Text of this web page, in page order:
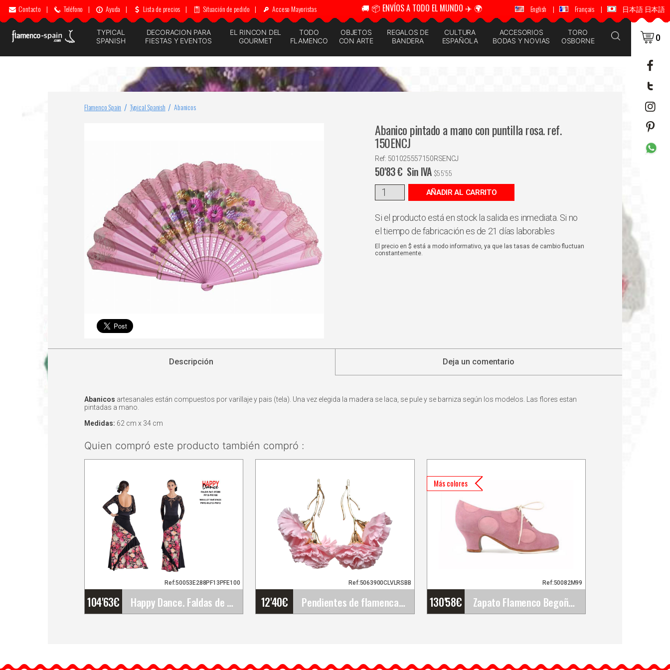
Contacto | Teléfono | Ayuda | Lista de precios | Situación de pedido | Acceso Mayoristas 🚚 📦 ENVÍOS A TODO EL MUNDO ✈️ 🌍 🚚 📦 ENVÍOS A TODO EL MUNDO ✈️ 🌍
English | Français | 日本語 日本語
TYPICAL
SPANISH
DECORACION PARA
FIESTAS Y EVENTOS
EL RINCON DEL
GOURMET
TODO
FLAMENCO
OBJETOS
CON ARTE
REGALOS DE
BANDERA
CULTURA
ESPAÑOLA
ACCESORIOS
BODAS Y NOVIAS
TORO
OSBORNE
0
Flamenco Spain Typical Spanish Abanicos
Abanico pintado a mano con puntilla rosa. ref.
150ENCJ
Ref: 501025557150RSENCJ
50'83€ Sin IVA $55'55
AÑADIR AL CARRITO
Si el producto está en stock la salida es inmediata. Si no
el tiempo de fabricación es de 21 días laborables
El precio en $ está a modo informativo, ya que las tasas de cambio fluctuan
constantemente.
Descripción Deja un comentario
Abanicos artesanales están compuestos por varillaje y pais (tela). Una vez elegida la madera se laca, se pule y se barniza según los modelos. Las flores estan
pintadas a mano.
Medidas: 62 cm x 34 cm
Quien compró este producto también compró :
104'63€ Happy Dance. Faldas de Flamenco para Ensayo y&hellip;
Ref:50053E288PF13PFE100
Escenario. Ref.
12'40€ Pendientes de flamenca ramadorada con 2 claveles&hellip;
Ref:5063900CLVLRSBB
Rosa Bebé
Más colores
130'58€ Zapato Flamenco Begoña Cervera. Blucher Topos
Ref:50082M99
Zapato profesional de